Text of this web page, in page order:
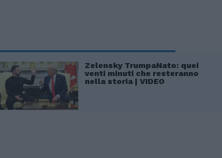
Zelensky TrumpaNato: quei
venti minuti che resteranno
nella storia | VIDEO